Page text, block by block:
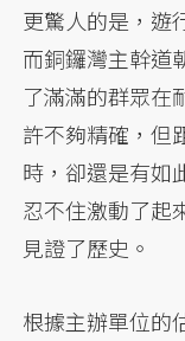
更驚人的是，遊
而銅鑼灣主幹道
了滿滿的群眾在
許不夠精確，但
時，卻還是有如
忍不住激動了起
見證了歷史。
根據主辦單位的